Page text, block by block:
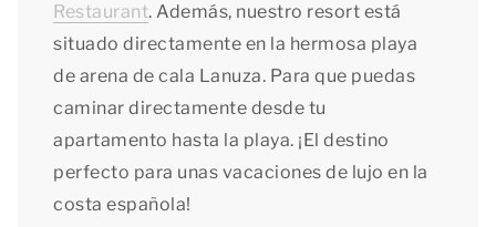
Restaurant. Además, nuestro resort está
situado directamente en la hermosa playa
de arena de cala Lanuza. Para que puedas
caminar directamente desde tu
apartamento hasta la playa. ¡El destino
perfecto para unas vacaciones de lujo en la
costa española!